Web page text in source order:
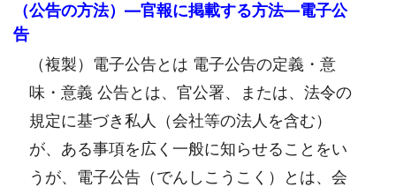
（公告の方法）―官報に掲載する方法―電子公
告
（複製）電子公告とは 電子公告の定義・意
味・意義 公告とは、官公署、または、法令の
規定に基づき私人（会社等の法人を含む）
が、ある事項を広く一般に知らせることをい
うが、電子公告（でんしこうこく）とは、会